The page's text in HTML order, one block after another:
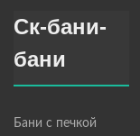
Ск-бани-
бани
Бани с печкой